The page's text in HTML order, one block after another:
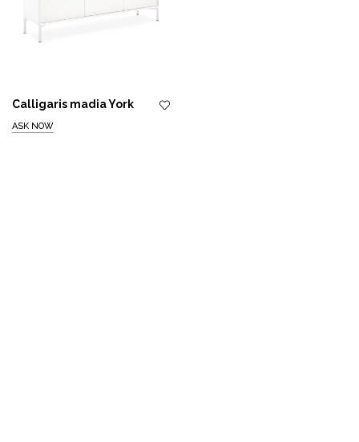
Calligaris madia York
ASK NOW